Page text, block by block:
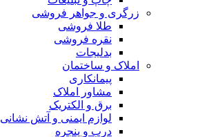
زرگری و جواهر فروشی
طلا فروشی
نقره فروشی
بدلیجات
املاک و ساختمان
پیمانکاری
مشاور املاک
برق و الکتریک
لوازم ایمنی و آتش نشانی
درب و پنجره